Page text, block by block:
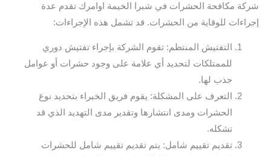
شركة مكافحة الحشرات في شبرا الخيمة اوامرك تقدم عدة
إجراءات للوقاية من الحشرات. قد تشمل هذه الإجراءات:
التفتيش المنتظم: تقوم الشركة بإجراء تفتيش دوري
للممتلكات لتحديد أي علامة على وجود حشرات أو عوامل
جذب لها.
التعرف على المشكلة: يقوم فريق الخبراء بتحديد نوع
الحشرات ومدى انتشارها وتقدير مدى التهديد الذي قد
تشكله.
تقديم تقييم شامل: يتم تقديم تقييم شامل للحشرات